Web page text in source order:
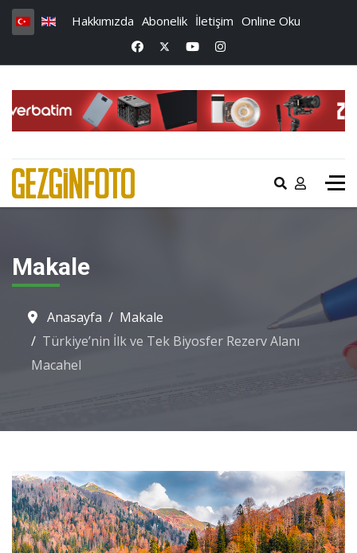
Hakkımızda Abonelik İletişim Online Oku
Makale
Anasayfa
Makale
Türkiye’nin İlk ve Tek Biyosfer Rezerv Alanı
Macahel